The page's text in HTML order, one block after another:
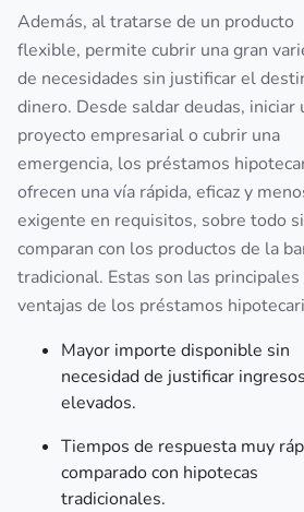
Además, al tratarse de un producto
flexible, permite cubrir una gran
de necesidades sin justificar el
dinero. Desde saldar deudas, iniciar
proyecto empresarial o cubrir una
emergencia, los préstamos
ofrecen una vía rápida, eficaz y
exigente en requisitos, sobre todo
comparan con los productos de la
tradicional. Estas son las principales
ventajas de los préstamos
Mayor importe disponible sin
necesidad de justificar ingresos
elevados.
Tiempos de respuesta muy
comparado con hipotecas
tradicionales.